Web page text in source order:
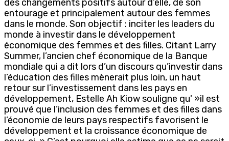
des changements positifs autour d’elle, de son
entourage et principalement autour des femmes
dans le monde. Son objectif : inciter les leaders du
monde à investir dans le développement
économique des femmes et des filles. Citant Larry
Summer, l’ancien chef économique de la Banque
mondiale qui a dit lors d’un discours qu’investir dans
l’éducation des filles mènerait plus loin, un haut
retour sur l’investissement dans les pays en
développement, Estelle Ah Kiow souligne qu' »il est
prouvé que l’inclusion des femmes et des filles dans
l’économie de leurs pays respectifs favorisent le
développement et la croissance économique de